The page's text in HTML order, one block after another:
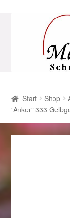
Navigation
AGB
Beispiel-Seite
Geschenke zu
Geschenke zu
Start Shop
“Anker” 333